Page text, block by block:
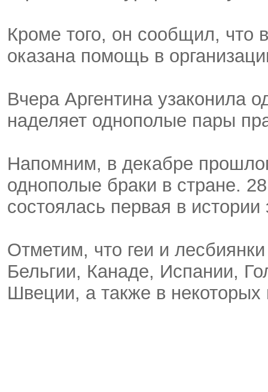
Кроме того, он сообщил, что
оказана помощь в
Вчера Аргентина узаконила
наделяет однополые пары
Напомним, в декабре
однополые браки в стране.
состоялась первая в истории
Отметим, что геи и
Бельгии, Канаде, Испании,
Швеции, а также в